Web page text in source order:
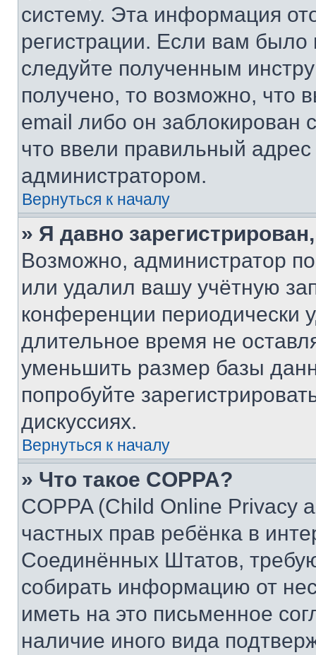
систему. Эта информация
регистрации. Если вам
следуйте полученным
получено, то возможно, что
email либо он
что ввели правильный адрес
администратором.
Вернуться к началу
» Я давно
Возможно, администратор
или удалил вашу учётную
конференции периодически
длительное время не
уменьшить размер базы
попробуйте
дискуссиях.
Вернуться к началу
» Что такое COPPA?
COPPA (Child Online Privacy
частных прав ребёнка в
Соединённых Штатов,
собирать информацию от
иметь на это письменное
наличие иного вида